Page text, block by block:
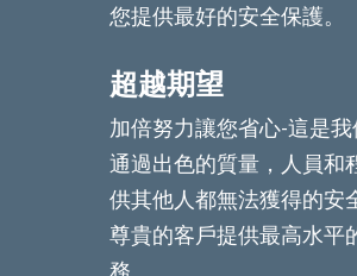
您提供最好的安全保護。
超越期望
加倍努力讓您省心-這是我
通過出色的質量，人員和
供其他人都無法獲得的安
尊貴的客戶提供最高水平
務。